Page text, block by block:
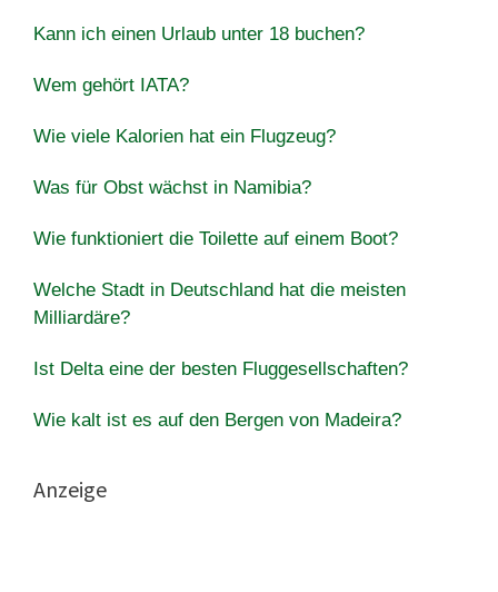
Kann ich einen Urlaub unter 18 buchen?
Wem gehört IATA?
Wie viele Kalorien hat ein Flugzeug?
Was für Obst wächst in Namibia?
Wie funktioniert die Toilette auf einem Boot?
Welche Stadt in Deutschland hat die meisten
Milliardäre?
Ist Delta eine der besten Fluggesellschaften?
Wie kalt ist es auf den Bergen von Madeira?
Anzeige